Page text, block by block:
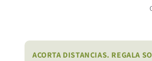
ACORTA DISTANCIAS. REGALA